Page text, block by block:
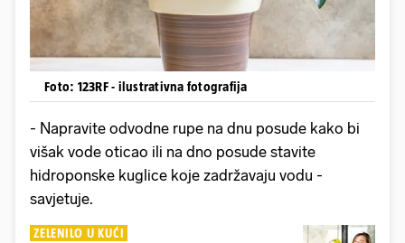
Foto: 123RF - ilustrativna fotografija
- Napravite odvodne rupe na dnu posude kako bi
višak vode oticao ili na dno posude stavite
hidroponske kuglice koje zadržavaju vodu -
savjetuje.
ZELENILO U KUĆI